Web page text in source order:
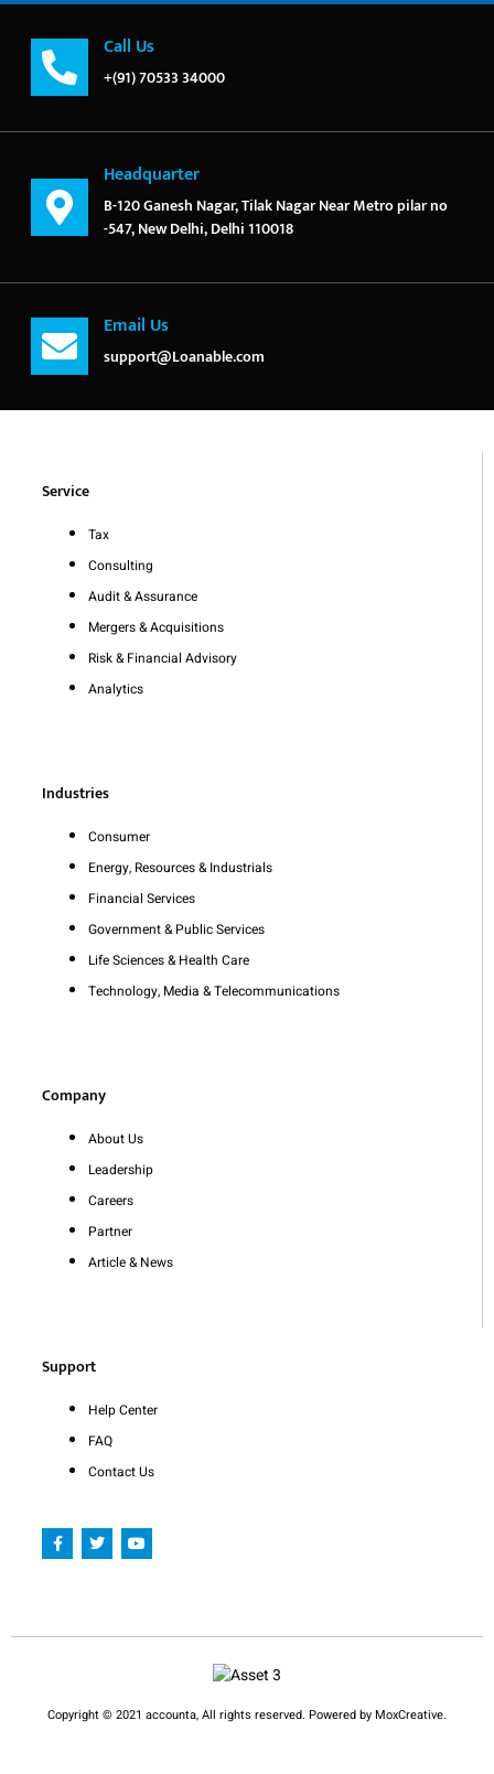
Call Us
+(91) 70533 34000
Headquarter
B-120 Ganesh Nagar, Tilak Nagar Near Metro pilar no
-547, New Delhi, Delhi 110018
Email Us
support@Loanable.com
Service
Tax
Consulting
Audit & Assurance
Mergers & Acquisitions
Risk & Financial Advisory
Analytics
Industries
Consumer
Energy, Resources & Industrials
Financial Services
Government & Public Services
Life Sciences & Health Care
Technology, Media & Telecommunications
Company
About Us
Leadership
Careers
Partner
Article & News
Support
Help Center
FAQ
Contact Us
F
a
c
k
T
w
i
Y
o
u
Copyright © 2021 accounta, All rights reserved. Powered by MoxCreative.